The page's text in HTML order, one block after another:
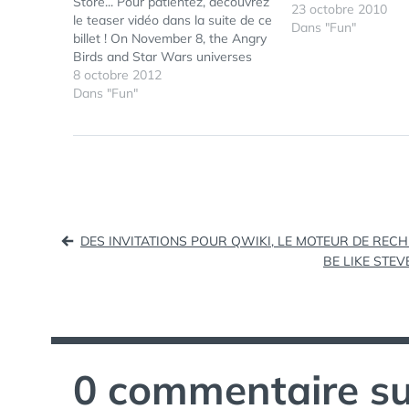
le teaser vidéo dans la suite de ce
billet ! On November 8, the Angry
Birds and Star Wars universes
will collide, in our best game to
date. http://angrybirds.com/starwa
8 octobre 2012
Dans "Fun"
23 octobre 2010
Dans "Fun"
Navigation
l’article
DES INVITATIONS POUR QWIKI, LE MOTEUR DE
BE LIKE
0 commentaire